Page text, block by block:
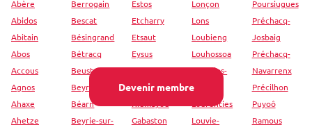
Devenir membre
Abère
Abidos
Abitain
Abos
Accous
Agnos
Ahaxe
Ahetze
Berrogain
Bescat
Bésingrand
Bétracq
Beuste
Beyrie-en-
Béarn
Beyrie-sur-
Estos
Etcharry
Etsaut
Eysus
Féas
Fichous-
Gabaston
Lonçon
Lons
Loubieng
Louhossoa
Lourdios-
Ichère
Lourenties
Louvie-
Poursiugues
Préchacq-
Josbaig
Préchacq-
Navarrenx
Précilhon
Puyoô
Ramous